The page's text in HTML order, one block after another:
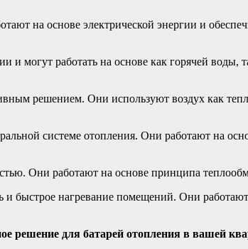
на основе электрической энергии и
могут работать на основе как горячей
решением. Они используют воздух как
системе отопления. Они работают на
Они работают на основе принципа
быстрое нагревание помещений. Они
решение для батарей отопления в вашей